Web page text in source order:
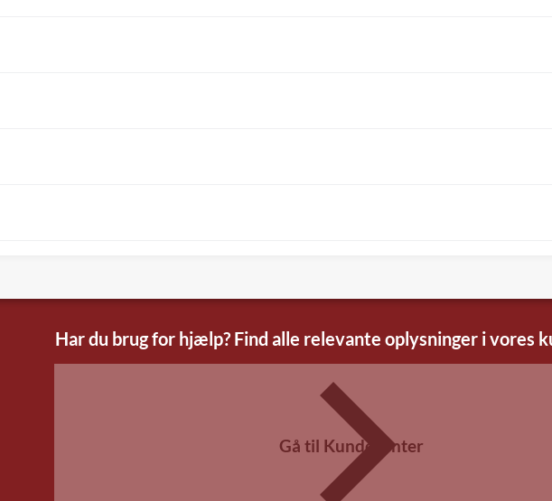
Har du brug for hjælp? Find alle relevante oplysninger i vores
Gå til Kundecenter